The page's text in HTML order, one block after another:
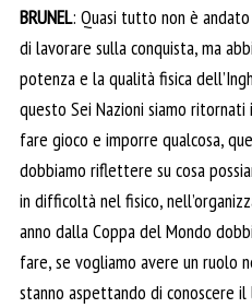
BRUNEL: Quasi tutto non è
di lavorare sulla conquista, ma
potenza e la qualità fisica
questo Sei Nazioni siamo
fare gioco e imporre qualcosa,
dobbiamo riflettere su cosa
in difficoltà nel fisico,
anno dalla Coppa del Mondo
fare, se vogliamo avere un ruolo
stanno aspettando di conoscere